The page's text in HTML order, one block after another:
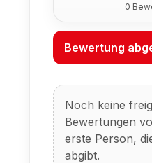
0
Bewertung
Noch keine
Bewertungen
erste Person,
abgibt.